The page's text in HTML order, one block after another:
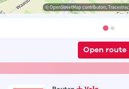
© OpenStreetMap contributors,
Open route